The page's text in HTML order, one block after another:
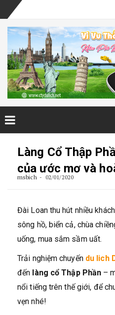
Làng Cổ Thập
của ước mơ và
msbich 02/01/2020
Đài Loan thu hút nhiều
sông hồ, biển cả, chùa
uống, mua sắm sầm uất.
Trải nghiệm chuyến du lich
đến làng cổ Thập Phần –
nổi tiếng trên thế giới, để
vẹn nhé!